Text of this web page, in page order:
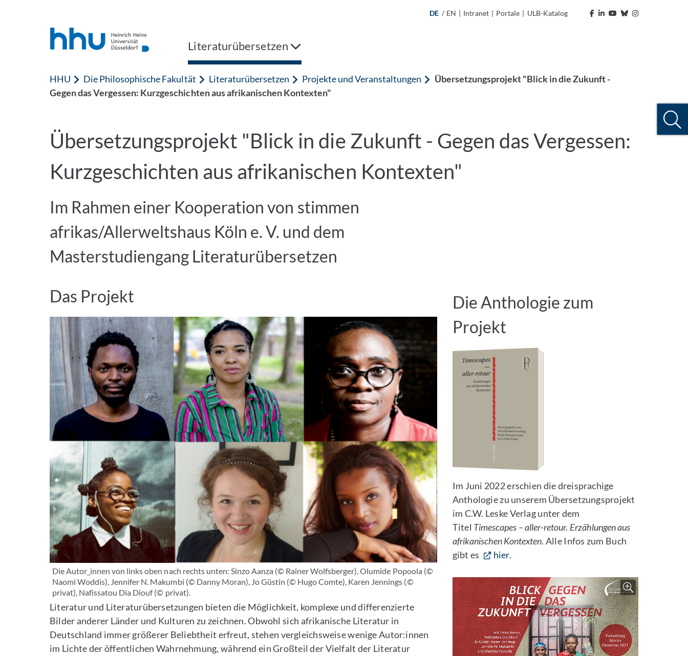
DE / EN | Intranet | Portale | ULB-Katalog
Literaturübersetzen
HHU Die Philosophische Fakultät Literaturübersetzen Projekte und Veranstaltungen
Übersetzungsprojekt "Blick in die Zukunft -
Gegen das Vergessen: Kurzgeschichten aus afrikanischen Kontexten"
Übersetzungsprojekt "Blick in die Zukunft - Gegen das Vergessen:
Kurzgeschichten aus afrikanischen Kontexten"
Im Rahmen einer Kooperation von stimmen
afrikas/Allerweltshaus Köln e. V. und dem
Masterstudiengang Literaturübersetzen
Das Projekt
Die Autor_innen von links oben nach rechts unten: Sinzo Aanza (© Rainer Wolfsberger), Olumide Popoola (©
Naomi Woddis), Jennifer N. Makumbi (© Danny Moran), Jo Güstin (© Hugo Comte), Karen Jennings (©
privat), Nafissatou Dia Diouf (© privat).
Literatur und Literaturübersetzungen bieten die Möglichkeit, komplexe und differenzierte
Bilder anderer Länder und Kulturen zu zeichnen. Obwohl sich afrikanische Literatur in
Deutschland immer größerer Beliebtheit erfreut, stehen vergleichsweise wenige Autor:innen
im Lichte der öffentlichen Wahrnehmung, während ein Großteil der Vielfalt der Literatur
Die Anthologie zum
Projekt
Im Juni 2022 erschien die dreisprachige
Anthologie zu unserem Übersetzungsprojekt
im C.W. Leske Verlag unter dem
Titel Timescapes – aller-retour. Erzählungen aus
afrikanischen Kontexten. Alle Infos zum Buch
gibt es
hier.